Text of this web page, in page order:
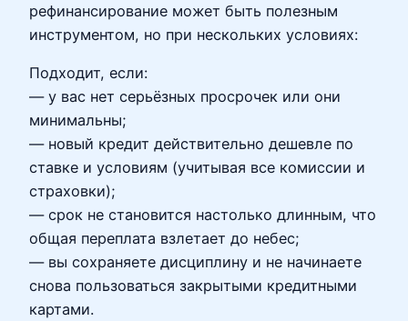
рефинансирование может быть полезным
инструментом, но при нескольких условиях:
Подходит, если:
— у вас нет серьёзных просрочек или они
минимальны;
— новый кредит действительно дешевле по
ставке и условиям (учитывая все комиссии и
страховки);
— срок не становится настолько длинным, что
общая переплата взлетает до небес;
— вы сохраняете дисциплину и не начинаете
снова пользоваться закрытыми кредитными
картами.